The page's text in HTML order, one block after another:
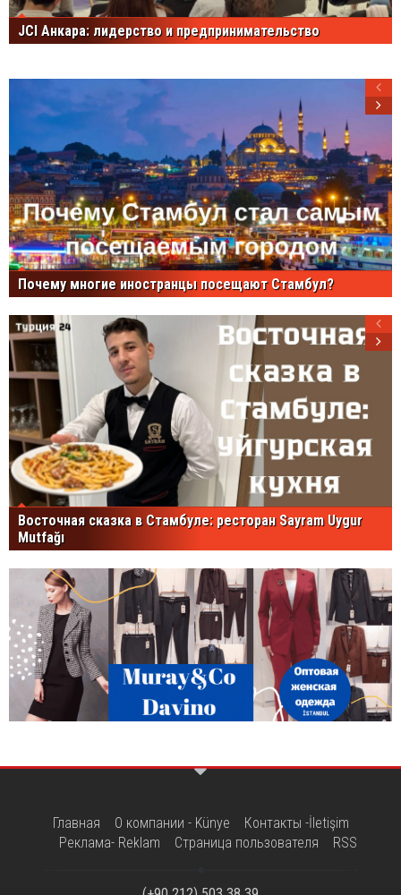
JCI Анкара: лидерство и предпринимательство
Почему многие иностранцы посещают Стамбул?
Восточная сказка в Стамбуле: ресторан Sayram Uygur
Mutfağı
Главная О компании - Künye
Контакты -İletişim
Реклама- Reklam
Страница пользователя RSS